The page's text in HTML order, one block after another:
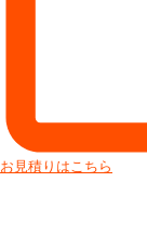
お見積りはこちら